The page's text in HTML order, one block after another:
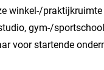
winkel-/
gym-/
voor startende